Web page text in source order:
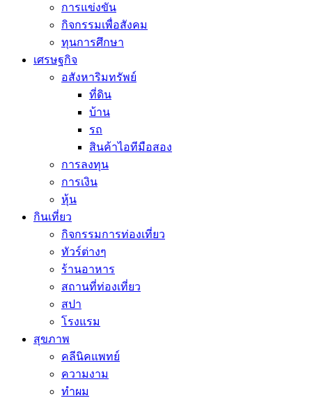
การแข่งขัน
กิจกรรมเพื่อสังคม
ทุนการศึกษา
เศรษฐกิจ
อสังหาริมทรัพย์
ที่ดิน
บ้าน
รถ
สินค้าไอทีมือสอง
การลงทุน
การเงิน
หุ้น
กินเที่ยว
กิจกรรมการท่องเที่ยว
ทัวร์ต่างๆ
ร้านอาหาร
สถานที่ท่องเที่ยว
สปา
โรงแรม
สุขภาพ
คลีนิคแพทย์
ความงาม
ทำผม